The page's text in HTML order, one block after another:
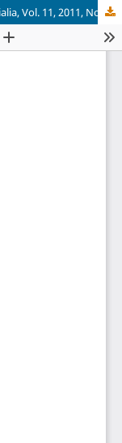
Vol. 11, 2011, No 2.